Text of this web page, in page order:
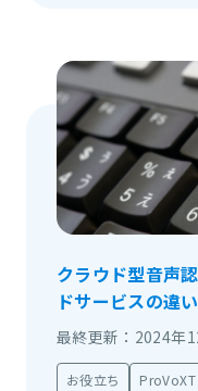
クラウド型音声
ドサービスの違い
最終更新：2024年
お役立ち ProVoXT